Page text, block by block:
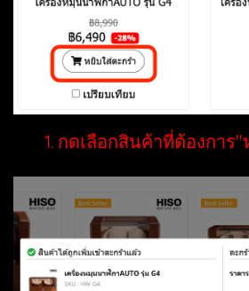
1. กดเลือกสินค้าที่ต้องการ